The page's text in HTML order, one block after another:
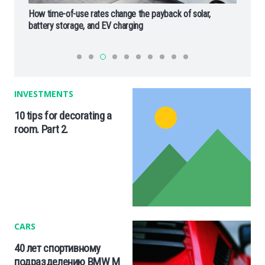
How time-of-use rates change the payback of solar,
battery storage, and EV charging
INVESTMENTS
10 tips for decorating a
room. Part 2.
CARS
40 лет спортивному
подразделению BMW M